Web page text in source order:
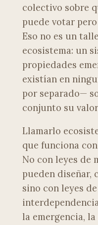
colectivo sobre
puede votar
Eso no es un
ecosistema: un
propiedades
existían en
por separado—
conjunto su
Llamarlo
que funciona
No con leyes de
pueden diseñar,
sino con leyes
la emergencia,